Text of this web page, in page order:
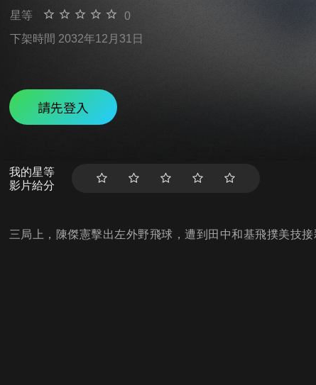
星等
0
下架時間 2032年12月31日
請先登入
我的星等
影片給分
三局上，陳傑憲擊出左外野飛球，遭到田中和基飛撲美技接